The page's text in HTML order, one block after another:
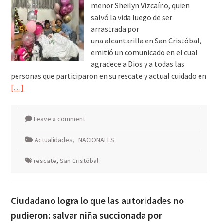
menor Sheilyn Vizcaíno, quien
salvó la vida luego de ser
arrastrada por
una alcantarilla en San Cristóbal,
emitió un comunicado en el cual
agradece a Dios y a todas las
personas que participaron en su rescate y actual cuidado en
[…]
Leave a comment
Actualidades, NACIONALES
rescate, San Cristóbal
Ciudadano logra lo que las autoridades no
pudieron: salvar niña succionada por